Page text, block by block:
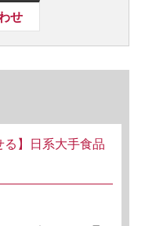
せ
る】日系大手食品